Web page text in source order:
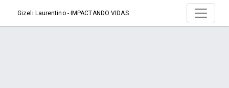
Gizeli Laurentino - IMPACTANDO VIDAS